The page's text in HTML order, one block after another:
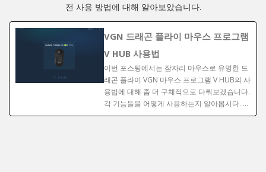
전 사용 방법에 대해 알아보았습니다.
VGN 드래곤 플라이 마우스 프로그램
V HUB 사용법
이번 포스팅에서는 잠자리 마우스로 유명한 드
래곤 플라이 VGN 마우스 프로그램 V HUB의 사
용법에 대해 좀 더 구체적으로 다뤄보겠습니다.
각 기능들을 어떻게 사용하는지 알아봅시다. …